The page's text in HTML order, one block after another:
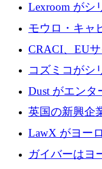
Lexroom がシ
てヨーロッパ
モウロ・キャ
ローズで4億ド
CRACI、EU
アンスプラッ
コズミコがシ
ロを調達
Dust がエン
レイヤー」オ
するシリーズ
英国の新興企
ドのエネルギ
ンドを調達
LawX がヨー
ング システ
を調達
ガイバーはヨ